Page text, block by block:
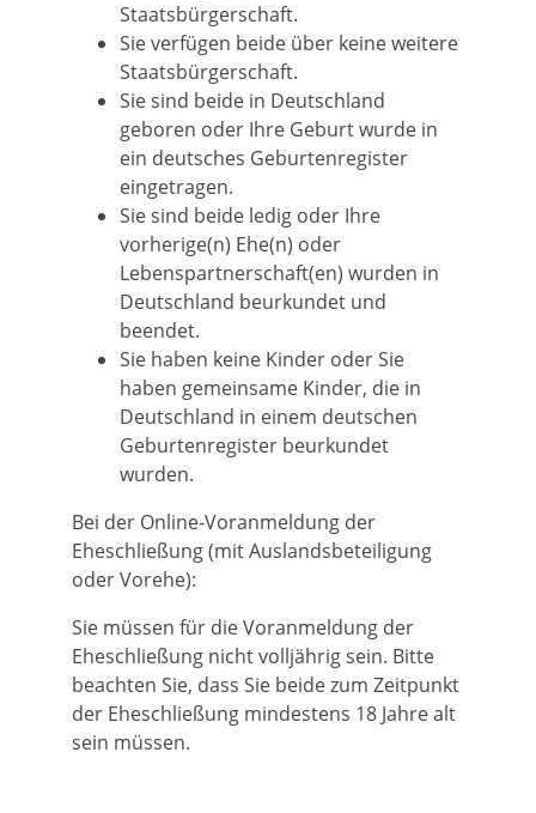
Staatsbürgerschaft.
Sie verfügen beide über keine weitere
Staatsbürgerschaft.
Sie sind beide in Deutschland
geboren oder Ihre Geburt wurde in
ein deutsches Geburtenregister
eingetragen.
Sie sind beide ledig oder Ihre
vorherige(n) Ehe(n) oder
Lebenspartnerschaft(en) wurden in
Deutschland beurkundet und
beendet.
Sie haben keine Kinder oder Sie
haben gemeinsame Kinder, die in
Deutschland in einem deutschen
Geburtenregister beurkundet
wurden.
Bei der Online-Voranmeldung der
Eheschließung (mit Auslandsbeteiligung
oder Vorehe):
Sie müssen für die Voranmeldung der
Eheschließung nicht volljährig sein. Bitte
beachten Sie, dass Sie beide zum Zeitpunkt
der Eheschließung mindestens 18 Jahre alt
sein müssen.